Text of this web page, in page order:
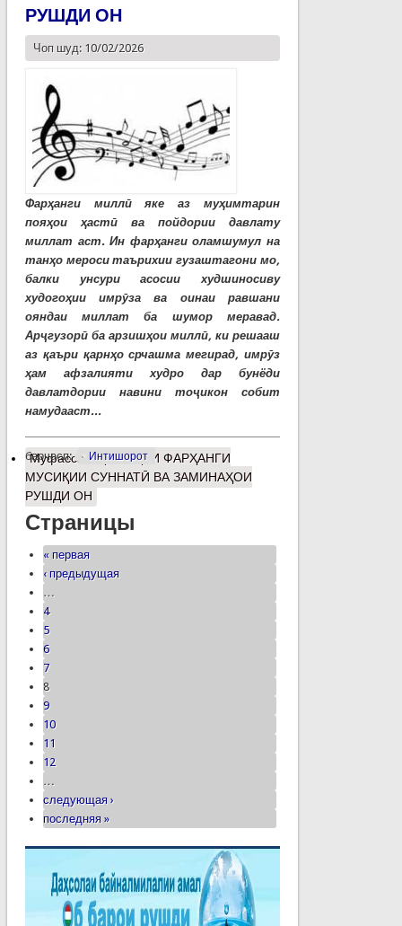
РУШДИ ОН
Чоп шуд: 10/02/2026
Фарҳанги миллӣ яке аз муҳимтарин
пояҳои ҳастӣ ва пойдории давлату
миллат аст. Ин фарҳанги оламшумул на
танҳо мероси таърихии гузаштагони мо,
балки унсури асосии худшиносиву
худогоҳии имрӯза ва оинаи равшани
ояндаи миллат ба шумор меравад.
Арҷгузорӣ ба арзишҳои миллӣ, ки решааш
аз қаъри қарнҳо срчашма мегирад, имрӯз
ҳам афзалияти худро дар бунёди
давлатдории навини тоҷикон собит
намудааст...
барчасп: Интишорот
Муфассалтаро ЭҲЁИ ФАРҲАНГИ
МУСИҚИИ СУННАТӢ ВА ЗАМИНАҲОИ
РУШДИ ОН
Страницы
« первая
‹ предыдущая
…
4
5
6
7
8
9
10
11
12
…
следующая ›
последняя »